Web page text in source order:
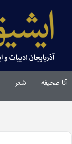
آنا صحیفه شعر